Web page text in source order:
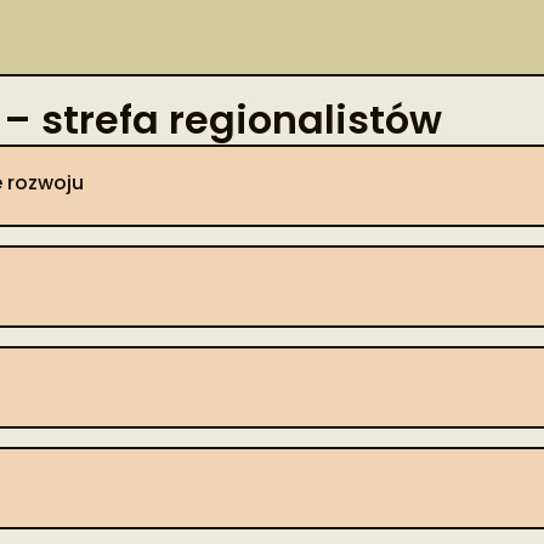
– strefa regionalistów
rozwoju